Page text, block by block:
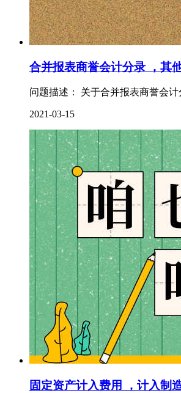
合并报表商誉会计分录 ，其
问题描述： 关于合并报表商誉会
2021-03-15
固定资产计入费用 ，计入制